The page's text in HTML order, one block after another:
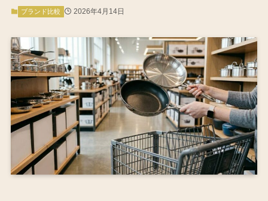
ブランド比較 2026年4月14日